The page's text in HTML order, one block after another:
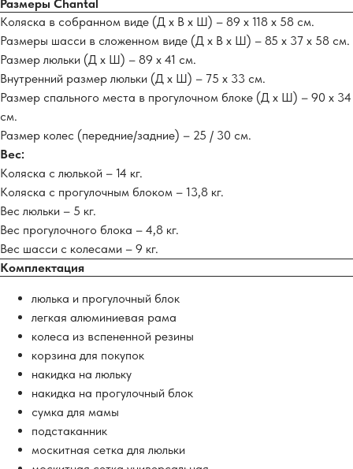
Размеры Chantal
Коляска в собранном виде (Д х В х Ш) – 89 х 118 х 58 см.
Размеры шасси в сложенном виде (Д х В х Ш) – 85 х 37 х 58 см.
Размер люльки (Д х Ш) – 89 х 41 см.
Внутренний размер люльки (Д х Ш) – 75 х 33 см.
Размер спального места в прогулочном блоке (Д х Ш) – 90 х 34
см.
Размер колес (передние/задние) – 25 / 30 см.
Вес:
Коляска с люлькой – 14 кг.
Коляска с прогулочным блоком – 13,8 кг.
Вес люльки – 5 кг.
Вес прогулочного блока – 4,8 кг.
Вес шасси с колесами – 9 кг.
Комплектация
люлька и прогулочный блок
легкая алюминиевая рама
колеса из вспененной резины
корзина для покупок
накидка на люльку
накидка на прогулочный блок
сумка для мамы
подстаканник
москитная сетка для люльки